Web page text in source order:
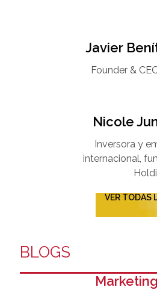
Javier
Founder &
Nicole
Inversora y
internacional,
VER TODAS
BLOGS
Marketing